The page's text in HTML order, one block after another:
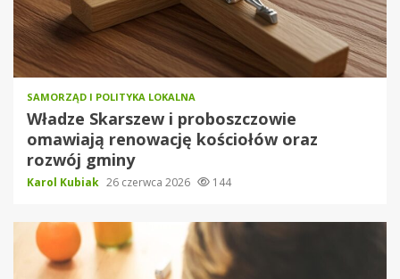
SAMORZĄD I POLITYKA LOKALNA
Władze Skarszew i proboszczowie
omawiają renowację kościołów oraz
rozwój gminy
Karol Kubiak 26 czerwca 2026 144